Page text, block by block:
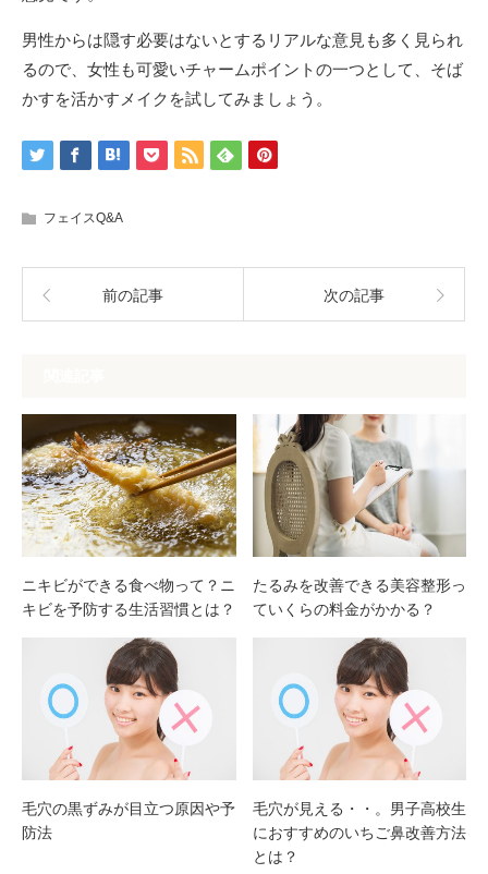
男性からは隠す必要はないとするリアルな意見も多く見られ
るので、女性も可愛いチャームポイントの一つとして、そば
かすを活かすメイクを試してみましょう。
フェイスQ&A
前の記事 次の記事
ニキビができる食べ物って？ニ
キビを予防する生活習慣とは？
たるみを改善できる美容整形っ
ていくらの料金がかかる？
毛穴の黒ずみが目立つ原因や予
防法
毛穴が見える・・。男子高校生
におすすめのいちご鼻改善方法
とは？